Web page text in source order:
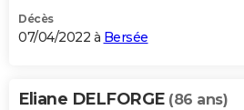
Décès
07/04/2022 à Bersée
Eliane DELFORGE (86 ans)